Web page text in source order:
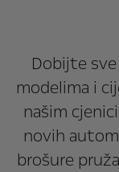
Dobijte
modelima i
našim
novih
brošure